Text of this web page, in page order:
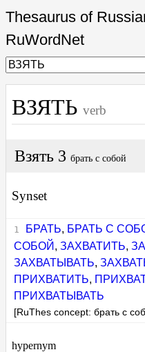
Thesaurus of
RuWordNet
ВЗЯТЬ verb
Взять 3 брать с собой
Synset
БРАТЬ, БРАТЬ С
СОБОЙ ,ЗАХВАТИТЬ,
ЗАХВАТЫВАТЬ,
ПРИХВАТИТЬ,
ПРИХВАТЫВАТЬ
[RuThes concept: брать с
hypernym